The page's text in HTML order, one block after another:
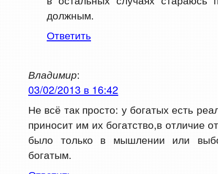
должным.
Ответить
Владимир:
03/02/2013 в 16:42
Не всё так просто: у богатых есть
приносит им их богатство,в отличие
было только в мышлении или
богатым.